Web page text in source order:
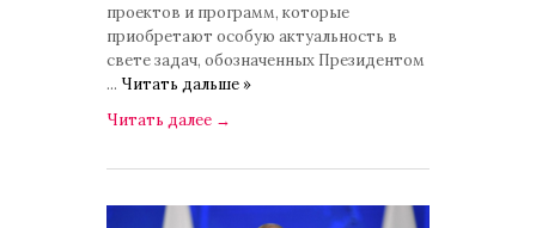
проектов и программ, которые
приобретают особую актуальность в
свете задач, обозначенных Президентом
... Читать дальше »
Читать далее →